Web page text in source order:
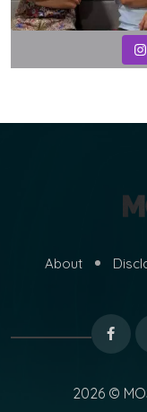
About
2026 ©